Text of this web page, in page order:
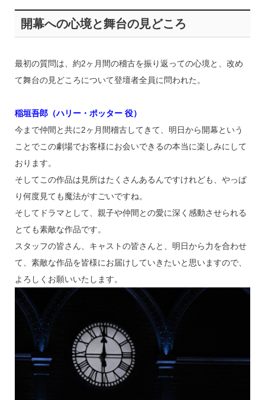
開幕への心境と舞台の見どころ
最初の質問は、約2ヶ月間の稽古を振り返っての心境と、改め
て舞台の見どころについて登壇者全員に問われた。
稲垣吾郎（ハリー・ポッター 役）
今まで仲間と共に2ヶ月間稽古してきて、明日から開幕という
ことでこの劇場でお客様にお会いできるの本当に楽しみにして
おります。
そしてこの作品は見所はたくさんあるんですけれども、やっぱ
り何度見ても魔法がすごいですね。
そしてドラマとして、親子や仲間との愛に深く感動させられる
とても素敵な作品です。
スタッフの皆さん、キャストの皆さんと、明日から力を合わせ
て、素敵な作品を皆様にお届けしていきたいと思いますので、
よろしくお願いいたします。